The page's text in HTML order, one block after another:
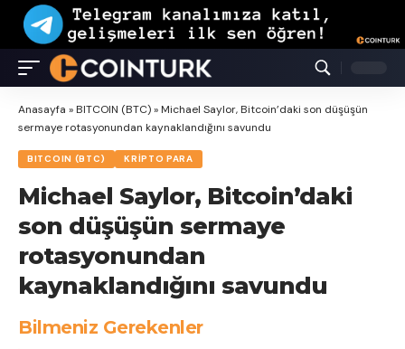
Anasayfa »BITCOIN (BTC)»Michael Saylor, Bitcoin’daki son düşüşün
sermaye rotasyonundan kaynaklandığını savundu
BITCOIN (BTC) KRIPTO PARA
Michael Saylor, Bitcoin’daki
son düşüşün sermaye
rotasyonundan
kaynaklandığını savundu
Bilmeniz Gerekenler